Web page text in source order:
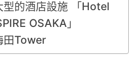
型的酒店設施 「Hotel
OSAKA」
田Tower